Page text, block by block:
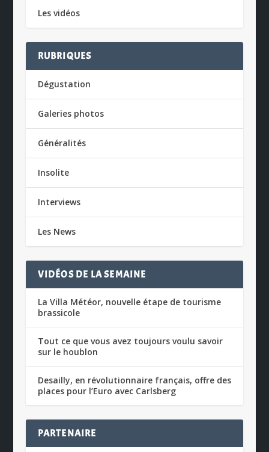
Les vidéos
RUBRIQUES
Dégustation
Galeries photos
Généralités
Insolite
Interviews
Les News
VIDÉOS DE LA SEMAINE
La Villa Météor, nouvelle étape de tourisme
brassicole
Tout ce que vous avez toujours voulu savoir
sur le houblon
Desailly, en révolutionnaire français, offre des
places pour l’Euro avec Carlsberg
PARTENAIRE